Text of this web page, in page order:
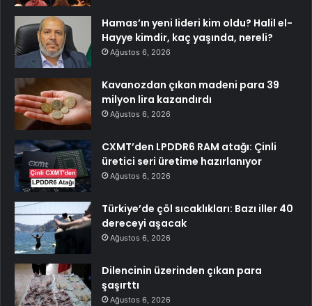
Hamas’ın yeni lideri kim oldu? Halil el-
Hayye kimdir, kaç yaşında, nereli?
Ağustos 6, 2026
Kavanozdan çıkan madeni para 39
milyon lira kazandırdı
Ağustos 6, 2026
CXMT’den LPDDR6 RAM atağı: Çinli
üretici seri üretime hazırlanıyor
Ağustos 6, 2026
Türkiye’de çöl sıcaklıkları: Bazı iller 40
dereceyi aşacak
Ağustos 6, 2026
Dilencinin üzerinden çıkan para
şaşırttı
Ağustos 6, 2026